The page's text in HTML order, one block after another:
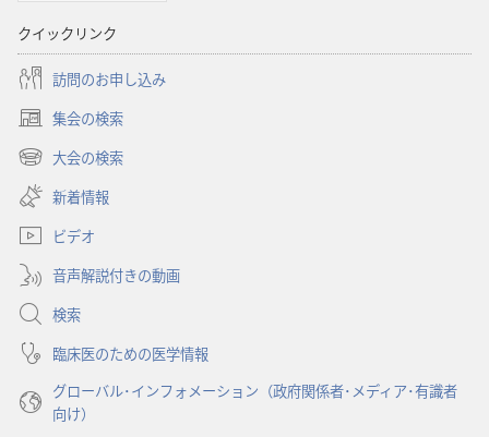
クイックリンク
訪問のお申し込み
集会の検索
（新
し
タ
で
開
く）
大会の検索
（新
し
い
タ
ブ
で
開
く）
新着情報
ビデオ
音声解説付きの動画
検索
臨床医のための医学情報
グローバル･インフォメーション（政府関係者･メディア･有識者
向け）